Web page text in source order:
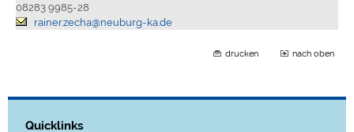
08283 9985-28
rainer.zecha@neuburg-ka.de
drucken nach oben
Quicklinks